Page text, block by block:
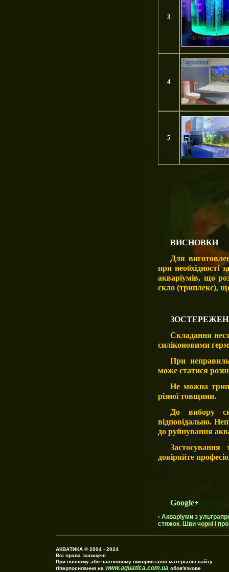
3
4
5
ВИСНОВКИ
Для
при необхідності
акваріумів, що
скло (триплекс),
Складання
силіконовими
При
може статися
Не можна
різної товщини.
До вибору
відповідально.
до руйнування
Застосування
довіряйте
Google+
‹ Акваріуми з
стяжок. Шви чорні і
АКВАТИКА © 2004 - 2024
Всі права захищені
При повному або частковому використанні матеріалів сайту
гіперпосилання на www.aquatica.com.ua обов'язкове